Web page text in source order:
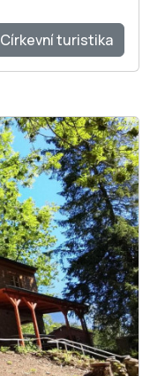
Církevní turistika